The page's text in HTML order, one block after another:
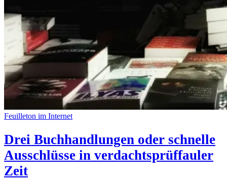
Feuilleton im Internet
Drei Buchhandlungen oder schnelle
Ausschlüsse in verdachtsprüffauler
Zeit